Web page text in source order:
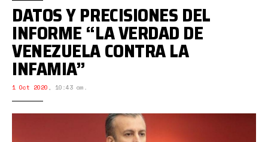
DATOS Y PRECISIONES DEL
INFORME “LA VERDAD DE
VENEZUELA CONTRA LA
INFAMIA”
1 Oct 2020 , 10:43 am.